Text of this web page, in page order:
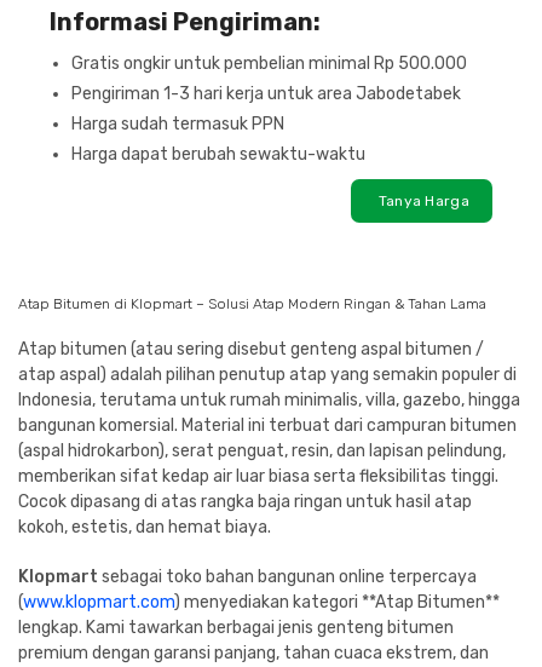
Informasi Pengiriman:
Gratis ongkir untuk pembelian minimal Rp 500.000
Pengiriman 1-3 hari kerja untuk area Jabodetabek
Harga sudah termasuk PPN
Harga dapat berubah sewaktu-waktu
Tanya Harga
Atap Bitumen di Klopmart – Solusi Atap Modern Ringan & Tahan Lama
Atap bitumen (atau sering disebut genteng aspal bitumen /
atap aspal) adalah pilihan penutup atap yang semakin populer di
Indonesia, terutama untuk rumah minimalis, villa, gazebo, hingga
bangunan komersial. Material ini terbuat dari campuran bitumen
(aspal hidrokarbon), serat penguat, resin, dan lapisan pelindung,
memberikan sifat kedap air luar biasa serta fleksibilitas tinggi.
Cocok dipasang di atas rangka baja ringan untuk hasil atap
kokoh, estetis, dan hemat biaya.
Klopmart sebagai toko bahan bangunan online terpercaya
(www.klopmart.com) menyediakan kategori **Atap Bitumen**
lengkap. Kami tawarkan berbagai jenis genteng bitumen
premium dengan garansi panjang, tahan cuaca ekstrem, dan